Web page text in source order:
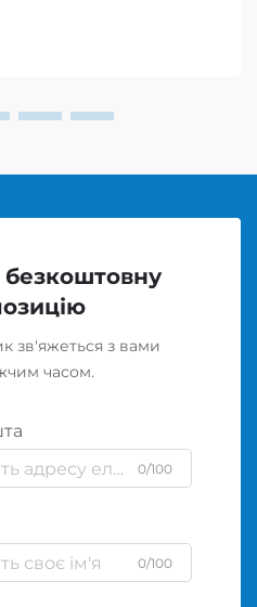
зв'яжеться з вами
часом.
0/100
0/100